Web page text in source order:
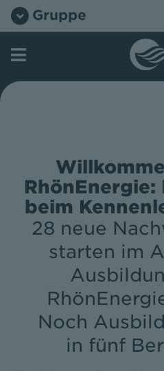
Zum
InhaltGruppe
RhönEnergie:
beim
28 neue
starten im
Noch
in fünf